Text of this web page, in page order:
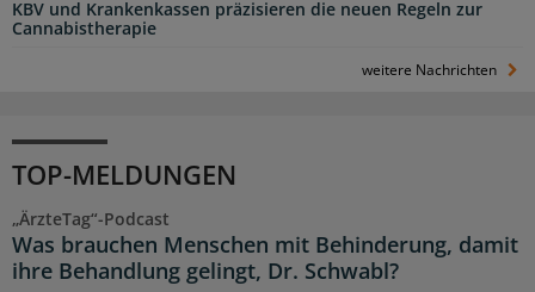
KBV und Krankenkassen präzisieren die neuen Regeln zur
Cannabistherapie
weitere Nachrichten
TOP-MELDUNGEN
„ÄrzteTag“-Podcast
Was brauchen Menschen mit Behinderung, damit
ihre Behandlung gelingt, Dr. Schwabl?